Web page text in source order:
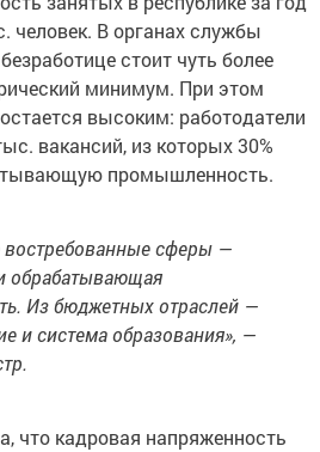
человек. В органах службы
стоит чуть более
минимум. При этом
высоким: работодатели
вакансий, из которых 30%
промышленность.
востребованные сферы —
обрабатывающая
Из бюджетных отраслей —
и система образования», —
что кадровая напряженность